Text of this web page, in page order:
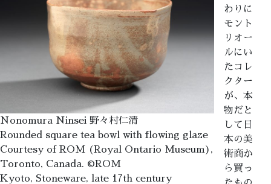
Nonomura Ninsei 野々村仁清
Rounded square tea bowl with flowing glaze
Courtesy of ROM (Royal Ontario Museum),
Toronto, Canada. ©ROM
Kyoto, Stoneware, late 17th century
わりに
モント
リオー
ルにい
たコレ
クター
が、本
物だと
して日
本の美
術商か
ら買っ